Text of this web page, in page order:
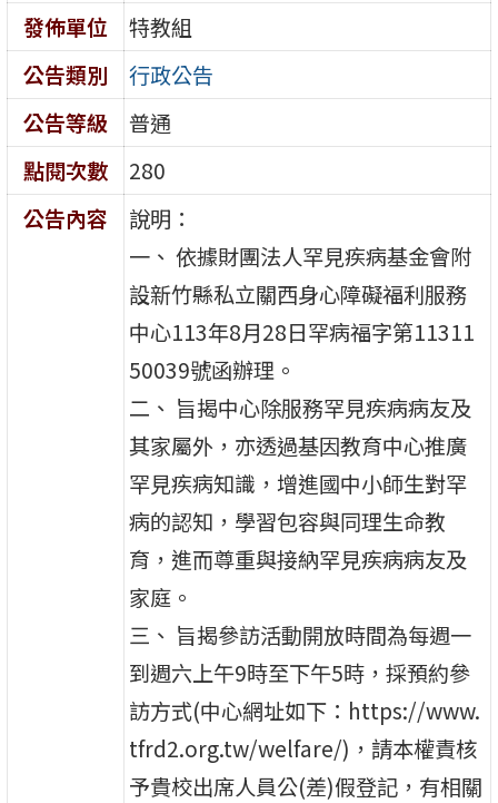
發佈單位
特教組
公告類別
行政公告
公告等級
普通
點閱次數
280
公告內容
說明：
一、 依據財團法人罕見疾病基金會附
設新竹縣私立關西身心障礙福利服務
中心113年8月28日罕病福字第11311
50039號函辦理。
二、 旨揭中心除服務罕見疾病病友及
其家屬外，亦透過基因教育中心推廣
罕見疾病知識，增進國中小師生對罕
病的認知，學習包容與同理生命教
育，進而尊重與接納罕見疾病病友及
家庭。
三、 旨揭參訪活動開放時間為每週一
到週六上午9時至下午5時，採預約參
訪方式(中心網址如下：https://www.
tfrd2.org.tw/welfare/)，請本權責核
予貴校出席人員公(差)假登記，有相關